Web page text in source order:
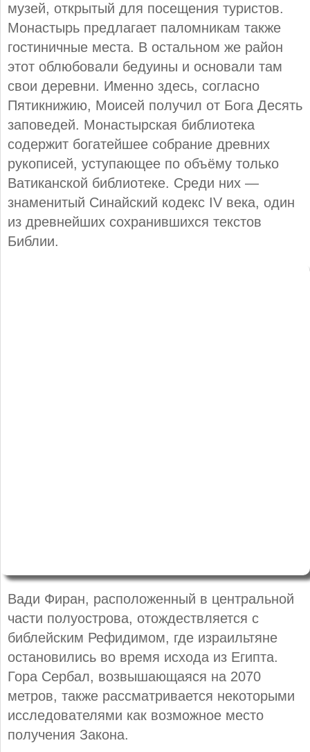
музей, открытый для посещения туристов.
Монастырь предлагает паломникам также
гостиничные места. В остальном же район
этот облюбовали бедуины и основали там
свои деревни. Именно здесь, согласно
Пятикнижию, Моисей получил от Бога Десять
заповедей. Монастырская библиотека
содержит богатейшее собрание древних
рукописей, уступающее по объёму только
Ватиканской библиотеке. Среди них —
знаменитый Синайский кодекс IV века, один
из древнейших сохранившихся текстов
Библии.
Вади Фиран, расположенный в центральной
части полуострова, отождествляется с
библейским Рефидимом, где израильтяне
остановились во время исхода из Египта.
Гора Сербал, возвышающаяся на 2070
метров, также рассматривается некоторыми
исследователями как возможное место
получения Закона.